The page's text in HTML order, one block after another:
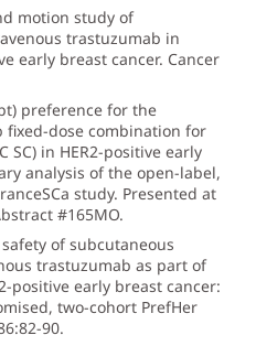
motion study of
trastuzumab in
early breast cancer. Cancer
preference for the
dose combination for
SC) in HER2-positive early
analysis of the open-label,
study. Presented at
#165MO.
of subcutaneous
trastuzumab as part of
positive early breast cancer:
two-cohort PrefHer
90.